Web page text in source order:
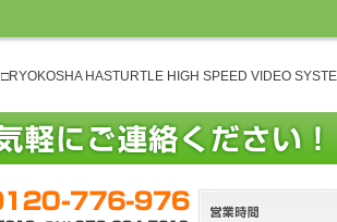
□RYOKOSHA HASTURTLE HIGH SPEED VIDEO